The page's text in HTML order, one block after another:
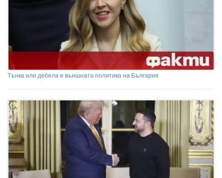
Тънка или дебела е външната политика на България